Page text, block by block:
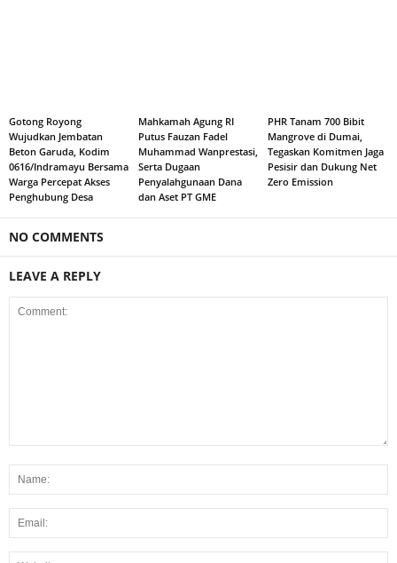
Gotong Royong
Wujudkan Jembatan
Beton Garuda, Kodim
0616/Indramayu Bersama
Warga Percepat Akses
Penghubung Desa
Mahkamah Agung RI
Putus Fauzan Fadel
Muhammad Wanprestasi,
Serta Dugaan
Penyalahgunaan Dana
dan Aset PT GME
PHR Tanam 700 Bibit
Mangrove di Dumai,
Tegaskan Komitmen Jaga
Pesisir dan Dukung Net
Zero Emission
NO COMMENTS
LEAVE A REPLY